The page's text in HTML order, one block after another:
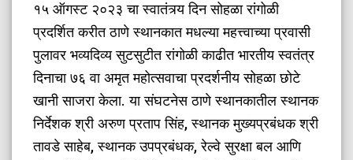
१५ ऑगस्ट २०२३ चा स्वातंत्र्य दिन सोहळा रांगोळी
प्रदर्शित करीत ठाणे स्थानकात मधल्या महत्त्वाच्या प्रवासी
पुलावर भव्यदिव्य सुटसुटीत रांगोळी काढीत भारतीय स्वतंत्र
दिनाचा ७६ वा अमृत महोत्सवाचा प्रदर्शनीय सोहळा छोटे
खानी साजरा केला. या संघटनेस ठाणे स्थानकातील स्थानक
निर्देशक श्री अरुण प्रताप सिंह, स्थानक मुख्यप्रबंधक श्री
तावडे साहेब, स्थानक उपप्रबंधक, रेल्वे सुरक्षा बल आणि